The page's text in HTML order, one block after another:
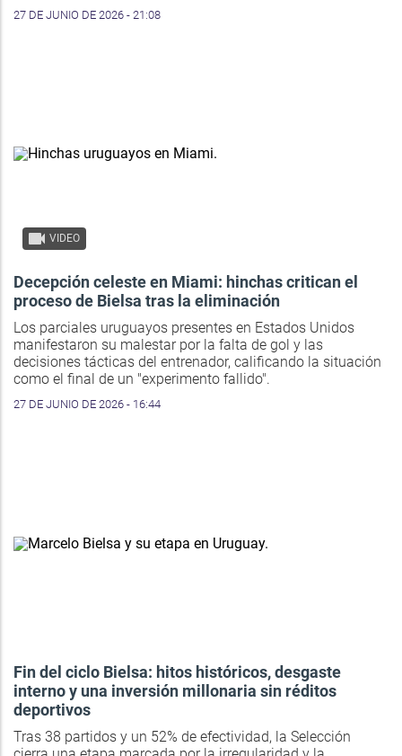
27 DE JUNIO DE 2026 - 21:08
VIDEO
Decepción celeste en Miami: hinchas critican el
proceso de Bielsa tras la eliminación
Los parciales uruguayos presentes en Estados Unidos
manifestaron su malestar por la falta de gol y las
decisiones tácticas del entrenador, calificando la situación
como el final de un "experimento fallido".
27 DE JUNIO DE 2026 - 16:44
Fin del ciclo Bielsa: hitos históricos, desgaste
interno y una inversión millonaria sin réditos
deportivos
Tras 38 partidos y un 52% de efectividad, la Selección